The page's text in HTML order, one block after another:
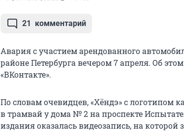
21 комментарий
Авария с участием арендованного
районе Петербурга вечером 7 апреля. Об
«ВКонтакте».
По словам очевидцев, «Хёндэ» с логотипом
в трамвай у дома № 2 на проспекте
издания оказалась видеозапись, на